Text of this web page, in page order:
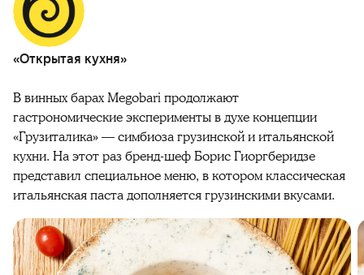
«Открытая кухня»
В винных барах Megobari продолжают
гастрономические эксперименты в духе концепции
«Грузиталика» — симбиоза грузинской и итальянской
кухни. На этот раз бренд-шеф Борис Гиоргберидзе
представил специальное меню, в котором классическая
итальянская паста дополняется грузинскими вкусами.